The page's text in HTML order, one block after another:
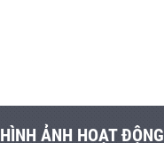
HÌNH ẢNH HOẠT ĐỘNG